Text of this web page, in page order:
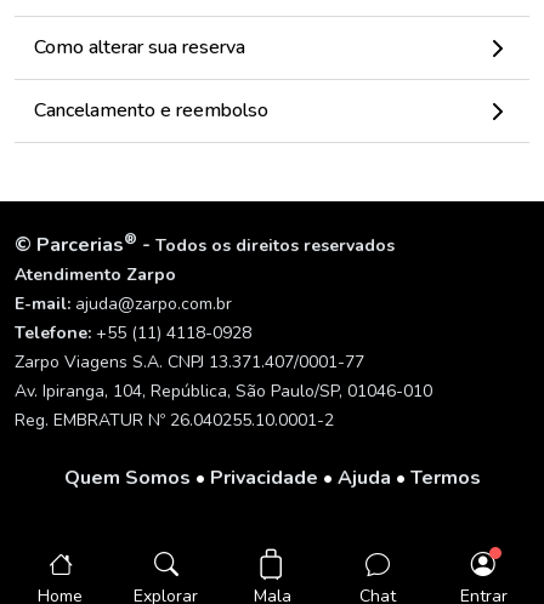
Como alterar sua reserva
Cancelamento e reembolso
Home Explorar Mala Chat Entrar
© Parcerias® - Todos os direitos reservados
Atendimento Zarpo
E-mail: ajuda@zarpo.com.br
Telefone: +55 (11) 4118-0928
Zarpo Viagens S.A. CNPJ 13.371.407/0001-77
Av. Ipiranga, 104, República, São Paulo/SP, 01046-010
Reg. EMBRATUR Nº 26.040255.10.0001-2
Quem Somos • Privacidade • Ajuda • Termos